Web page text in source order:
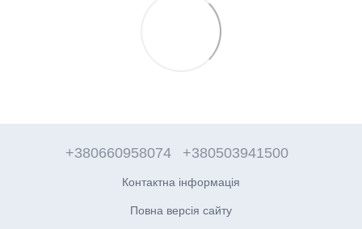
+380660958074 +380503941500
Контактна інформація
Повна версія сайту